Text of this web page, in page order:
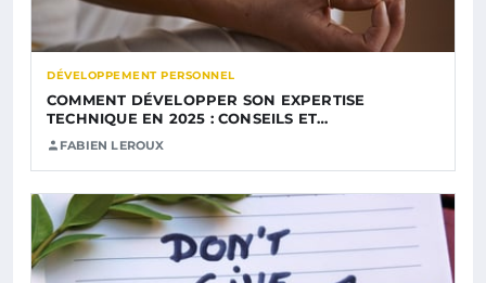
DÉVELOPPEMENT PERSONNEL
COMMENT DÉVELOPPER SON EXPERTISE
TECHNIQUE EN 2025 : CONSEILS ET…
FABIEN LEROUX